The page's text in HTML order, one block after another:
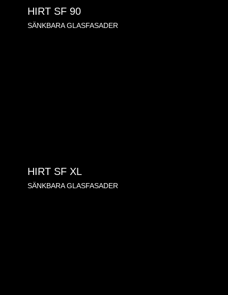
HIRT SF 90
SÄNKBARA GLASFASADER
HIRT SF XL
SÄNKBARA GLASFASADER